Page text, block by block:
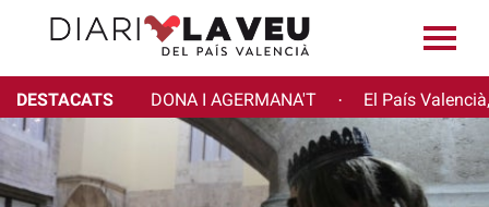
DESTACATS DONA I AGERMANA'T · El País